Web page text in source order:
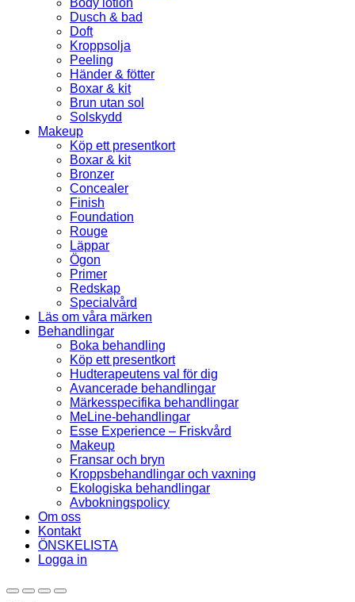
Body lotion
Dusch & bad
Doft
Kroppsolja
Peeling
Händer & fötter
Boxar & kit
Brun utan sol
Solskydd
Makeup
Köp ett presentkort
Boxar & kit
Bronzer
Concealer
Finish
Foundation
Rouge
Läppar
Ögon
Primer
Redskap
Specialvård
Läs om våra märken
Behandlingar
Boka behandling
Köp ett presentkort
Hudterapeutens val för dig
Avancerade behandlingar
Märkesspecifika behandlingar
MeLine-behandlingar
Esse Experience – Friskvård
Makeup
Fransar och bryn
Kroppsbehandlingar och vaxning
Ekologiska behandlingar
Avbokningspolicy
Om oss
Kontakt
ÖNSKELISTA
Logga in